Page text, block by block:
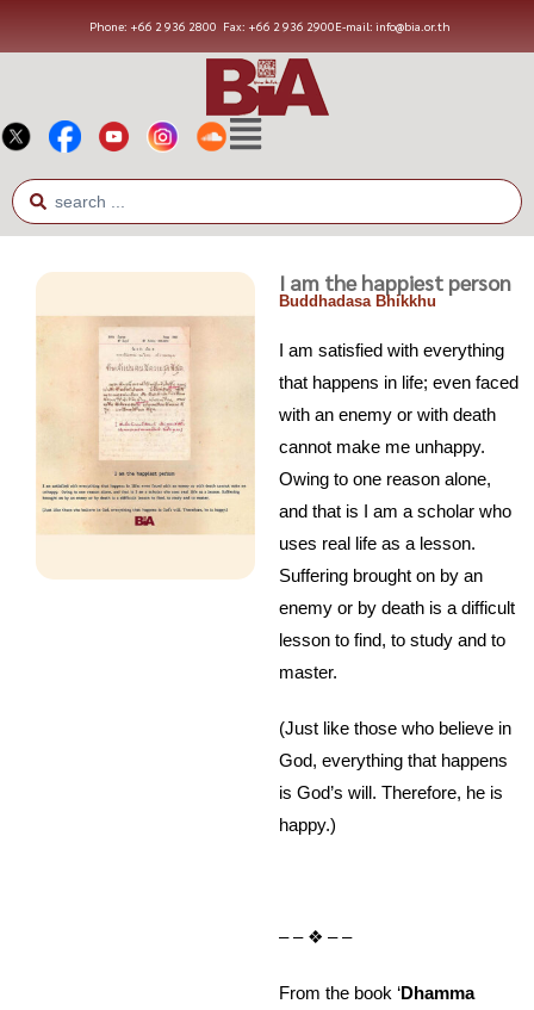
Phone: +66 2 936 2800 Fax: +66 2 936 2900E-mail: info@bia.or.th
I am the happiest person
Buddhadasa Bhikkhu
I am satisfied with everything
that happens in life; even faced
with an enemy or with death
cannot make me unhappy.
Owing to one reason alone,
and that is I am a scholar who
uses real life as a lesson.
Suffering brought on by an
enemy or by death is a difficult
lesson to find, to study and to
master.
(Just like those who believe in
God, everything that happens
is God’s will. Therefore, he is
happy.)
– – ❖ – –
From the book ‘Dhamma